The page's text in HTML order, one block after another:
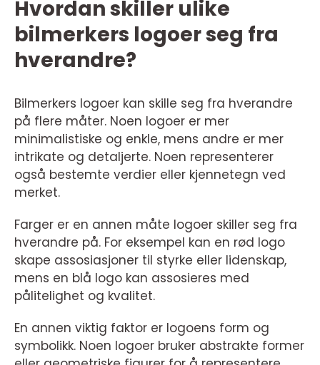
Hvordan skiller ulike
bilmerkers logoer seg fra
hverandre?
Bilmerkers logoer kan skille seg fra hverandre
på flere måter. Noen logoer er mer
minimalistiske og enkle, mens andre er mer
intrikate og detaljerte. Noen representerer
også bestemte verdier eller kjennetegn ved
merket.
Farger er en annen måte logoer skiller seg fra
hverandre på. For eksempel kan en rød logo
skape assosiasjoner til styrke eller lidenskap,
mens en blå logo kan assosieres med
pålitelighet og kvalitet.
En annen viktig faktor er logoens form og
symbolikk. Noen logoer bruker abstrakte former